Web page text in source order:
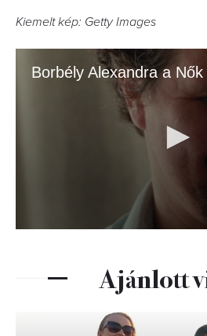
Kiemelt kép: Getty Images
Ajánlott